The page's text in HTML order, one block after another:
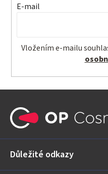
E-mail
Vložením e-mailu
a
Důležité odkazy